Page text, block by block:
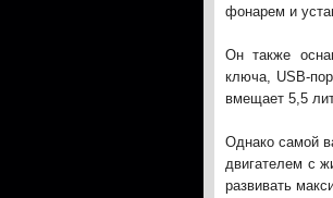
фонарем и
Он также
ключа, USB-
вмещает 5,5
Однако самой
двигателем с
развивать